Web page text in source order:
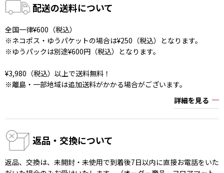
配送の送料について
全国一律¥600（税込）
※ネコポス・ゆうパケットの場合は¥250（税込）となります。
※ゆうパックは別途¥600円（税込）となります。
¥3,980（税込）以上で送料無料！
※離島・一部地域は追加送料がかかる場合がございます。
詳細を見る
返品・交換について
返品、交換は、未開封・未使用で到着後7日以内に直接お電話をいた